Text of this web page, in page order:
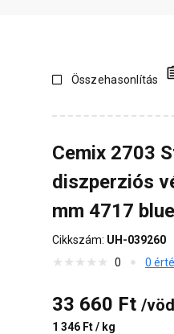
Összehasonlítás
Cemix 2703
diszperziós
mm 4717
Cikkszám: UH-039260
0
0
33 660 Ft /
1 346 Ft / kg